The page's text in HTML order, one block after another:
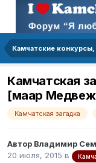
Камчатские
Камчатская
[маар
Камчатская загадка
Автор Владимир
20 июля, 2015 в